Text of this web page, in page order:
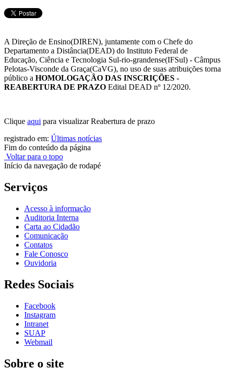
A Direção de Ensino(DIREN), juntamente com o Chefe do
Departamento a Distância(DEAD) do Instituto Federal de
Educação, Ciência e Tecnologia Sul-rio-grandense(IFSul) - Câmpus
Pelotas-Visconde da Graça(CaVG), no uso de suas atribuições torna
público a HOMOLOGAÇÃO DAS INSCRIÇÕES -
REABERTURA DE PRAZO Edital DEAD nº 12/2020.
Clique aqui para visualizar Reabertura de prazo
registrado em: Últimas notícias
Fim do conteúdo da página
Voltar para o topo
Início da navegação de rodapé
Serviços
Acesso à informação
Auditoria Interna
Carta ao Cidadão
Comunicação
Contatos
Fale Conosco
Ouvidoria
Redes Sociais
Facebook
Instagram
Intranet
SUAP
Webmail
Sobre o site